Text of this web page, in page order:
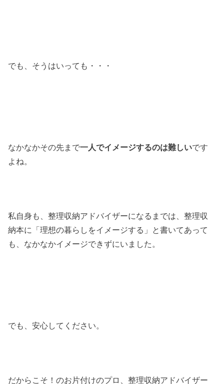
でも、そうはいっても・・・
なかなかその先まで一人でイメージするのは難しいです
よね。
私自身も、整理収納アドバイザーになるまでは、整理収
納本に「理想の暮らしをイメージする」と書いてあって
も、なかなかイメージできずにいました。
でも、安心してください。
だからこそ！のお片付けのプロ、整理収納アドバイザー